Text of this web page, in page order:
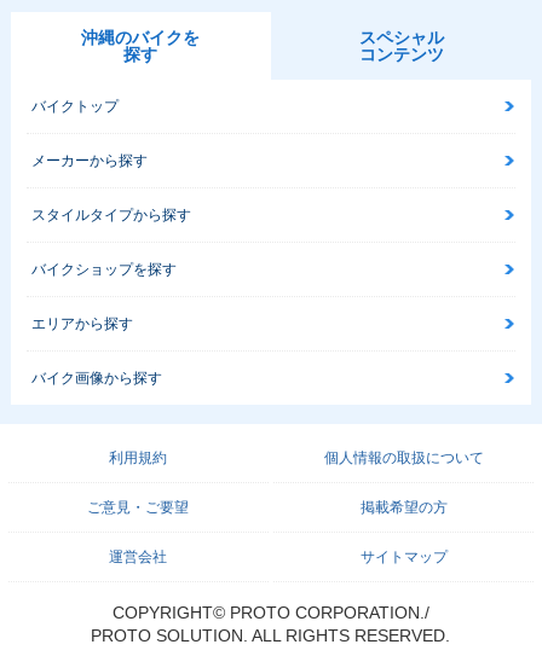
沖縄のバイクを
探す
スペシャル
コンテンツ
バイクトップ
メーカーから探す
スタイルタイプから探す
バイクショップを探す
エリアから探す
バイク画像から探す
利用規約 個人情報の取扱について
ご意見・ご要望 掲載希望の方
運営会社 サイトマップ
COPYRIGHT© PROTO CORPORATION./
PROTO SOLUTION. ALL RIGHTS RESERVED.